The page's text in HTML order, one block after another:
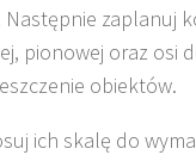
Następnie zaplanuj
pionowej oraz osi
obiektów.
ich skalę do